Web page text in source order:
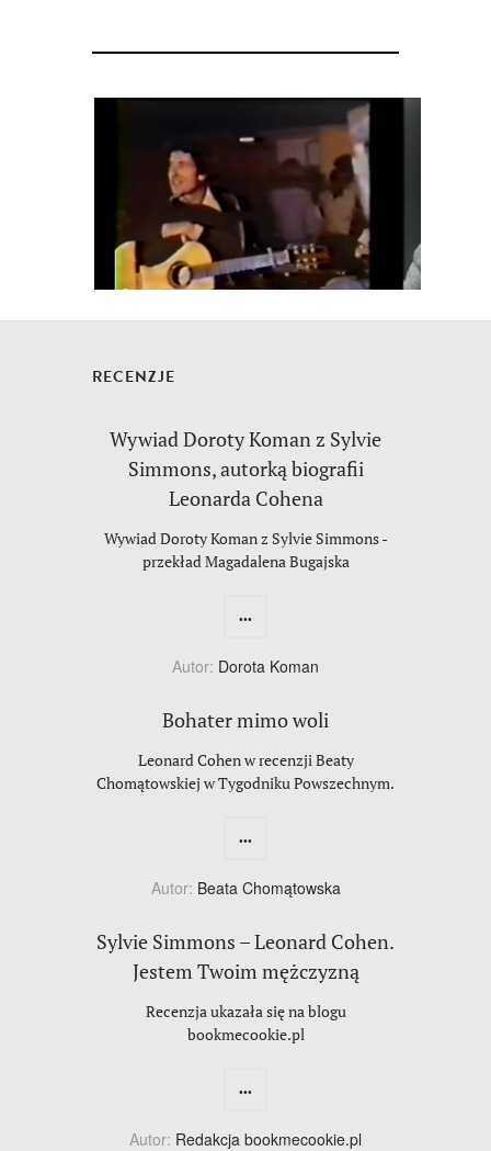
RECENZJE
Wywiad Doroty Koman z Sylvie
Simmons, autorką biografii
Leonarda Cohena
Wywiad Doroty Koman z Sylvie Simmons -
przekład Magadalena Bugajska
...
Autor: Dorota Koman
Bohater mimo woli
Leonard Cohen w recenzji Beaty
Chomątowskiej w Tygodniku Powszechnym.
...
Autor: Beata Chomątowska
Sylvie Simmons – Leonard Cohen.
Jestem Twoim mężczyzną
Recenzja ukazała się na blogu
bookmecookie.pl
...
Autor: Redakcja bookmecookie.pl